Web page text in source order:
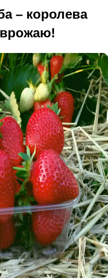
– королева